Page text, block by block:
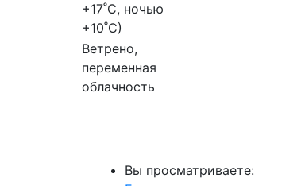
+17˚C, ночью
+10˚C)
Ветрено,
переменная
облачность
Вы просматриваете: